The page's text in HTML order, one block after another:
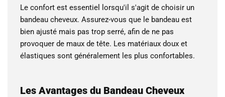
Le confort est essentiel lorsqu'il s'agit de choisir un
bandeau cheveux. Assurez-vous que le bandeau est
bien ajusté mais pas trop serré, afin de ne pas
provoquer de maux de tête. Les matériaux doux et
élastiques sont généralement les plus confortables.
Les Avantages du Bandeau Cheveux